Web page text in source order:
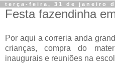
terça-feira, 31 de janeiro
Festa fazendinha
Por aqui a correria anda
crianças, compra do
inaugurais e reuniões na